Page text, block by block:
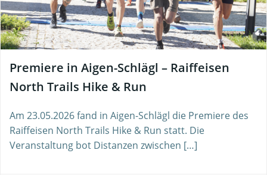
Premiere in Aigen-Schlägl – Raiffeisen
North Trails Hike & Run
Am 23.05.2026 fand in Aigen-Schlägl die Premiere des
Raiffeisen North Trails Hike & Run statt. Die
Veranstaltung bot Distanzen zwischen […]